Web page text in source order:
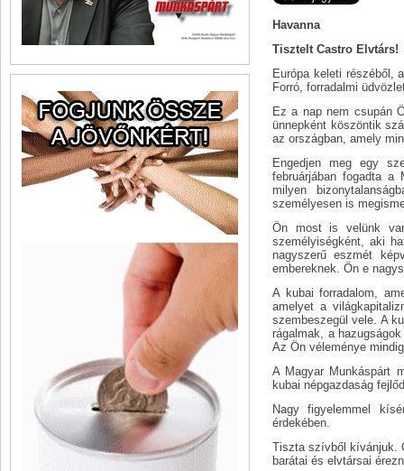
Havanna
Tisztelt Castro Elvtárs!
Európa keleti részéből,
Forró, forradalmi
Ez a nap nem csupán
ünnepként köszöntik
az országban, amely
Engedjen meg egy
februárjában fogadta a
milyen
személyesen is
Ön most is velünk
személyiségként, aki
nagyszerű eszmét
embereknek. Ön e
A kubai forradalom,
amelyet a
szembeszegül vele. A
rágalmak, a
Az Ön véleménye
A Magyar Munkáspárt
kubai népgazdaság
Nagy figyelemmel
érdekében.
Tiszta szívből kívánjuk.
barátai és elvtársai